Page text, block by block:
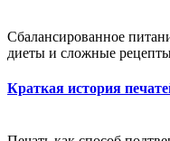
Сбалансированное
диеты и сложные
Краткая история